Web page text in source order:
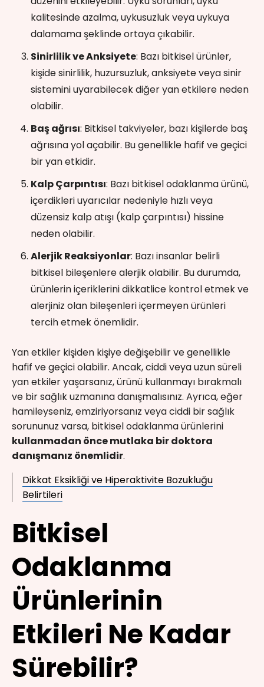
kalitesinde azalma, uykusuzluk veya uykuya
dalamama şeklinde ortaya çıkabilir.
Sinirlilik ve Anksiyete: Bazı bitkisel ürünler,
kişide sinirlilik, huzursuzluk, anksiyete veya sinir
sistemini uyarabilecek diğer yan etkilere neden
olabilir.
Baş ağrısı: Bitkisel takviyeler, bazı kişilerde baş
ağrısına yol açabilir. Bu genellikle hafif ve geçici
bir yan etkidir.
Kalp Çarpıntısı: Bazı bitkisel odaklanma ürünü,
içerdikleri uyarıcılar nedeniyle hızlı veya
düzensiz kalp atışı (kalp çarpıntısı) hissine
neden olabilir.
Alerjik Reaksiyonlar: Bazı insanlar belirli
bitkisel bileşenlere alerjik olabilir. Bu durumda,
ürünlerin içeriklerini dikkatlice kontrol etmek ve
alerjiniz olan bileşenleri içermeyen ürünleri
tercih etmek önemlidir.
Yan etkiler kişiden kişiye değişebilir ve genellikle
hafif ve geçici olabilir. Ancak, ciddi veya uzun süreli
yan etkiler yaşarsanız, ürünü kullanmayı bırakmalı
ve bir sağlık uzmanına danışmalısınız. Ayrıca, eğer
hamileyseniz, emziriyorsanız veya ciddi bir sağlık
sorununuz varsa, bitkisel odaklanma ürünlerini
kullanmadan önce mutlaka bir doktora
danışmanız önemlidir.
Dikkat Eksikliği ve Hiperaktivite Bozukluğu
Belirtileri
Bitkisel
Odaklanma
Ürünlerinin
Etkileri Ne Kadar
Sürebilir?